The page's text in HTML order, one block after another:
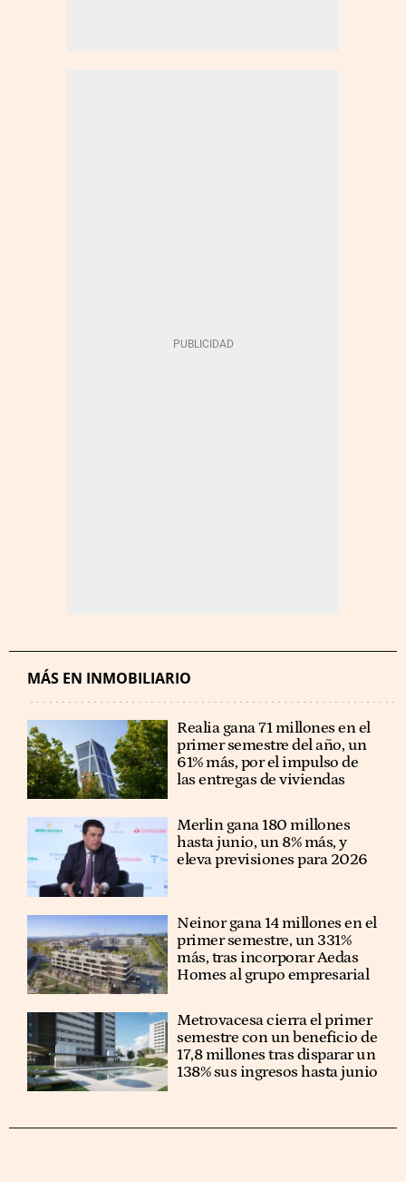
MÁS EN INMOBILIARIO
Realia gana 71 millones en el
primer semestre del año, un
61% más, por el impulso de
las entregas de viviendas
Merlin gana 180 millones
hasta junio, un 8% más, y
eleva previsiones para 2026
Neinor gana 14 millones en el
primer semestre, un 331%
más, tras incorporar Aedas
Homes al grupo empresarial
Metrovacesa cierra el primer
semestre con un beneficio de
17,8 millones tras disparar un
138% sus ingresos hasta junio